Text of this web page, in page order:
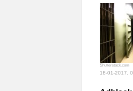
Shutterstock.com
18-01-2017,